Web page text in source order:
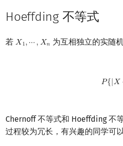
Hoeffding 不等式
若 𝑋1,⋯,𝑋𝑛
X1,⋯, X n 为互相独立的实随
𝑃{|𝑋
Chernoff 不等式和 Hoeffding 不
过程较为冗长，有兴趣的同学可